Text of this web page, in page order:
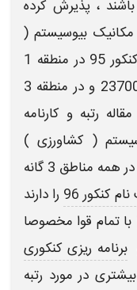
، پذیرش کرده
مکانیک بیوسیستم (
در کنکور 95 در منطقه 1
حدود 23700 و در منطقه 2 حدود 23700 و در منطقه 3
مقاله رتبه و کارنامه
( کشاورزی )
در کنکور 95-96 در همه مناطق 3 گانه
کنکور 96
را دارند
با تمام قوا مخصوصا
برنامه ریزی کنکوری
در مورد رتبه